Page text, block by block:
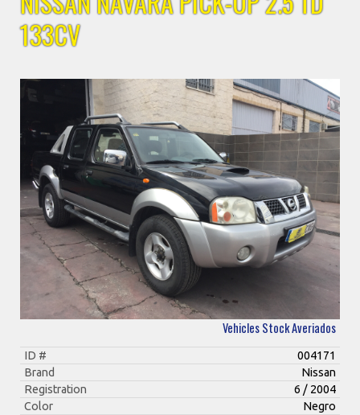
133CV
Vehicles Stock Averiados
ID #
004171
Brand
Nissan
Registration
6 / 2004
Color
Negro